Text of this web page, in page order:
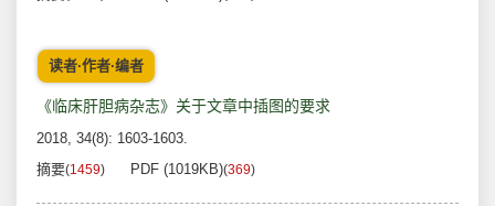
读者·作者·编者
《临床肝胆病杂志》关于文章中插图的要求
2018, 34(8): 1603-1603.
摘要(1459) PDF (1019KB)(369)